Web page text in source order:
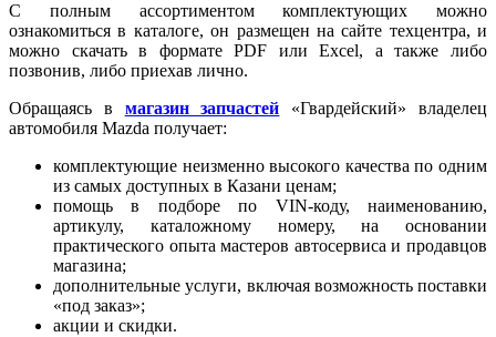
С полным ассортиментом комплектующих можно
ознакомиться в каталоге, он размещен на сайте техцентра, и
можно скачать в формате PDF или Excel, а также либо
позвонив, либо приехав лично.
Обращаясь в магазин запчастей «Гвардейский» владелец
автомобиля Mazda получает:
комплектующие неизменно высокого качества по одним
из самых доступных в Казани ценам;
помощь в подборе по VIN-коду, наименованию,
артикулу, каталожному номеру, на основании
практического опыта мастеров автосервиса и продавцов
магазина;
дополнительные услуги, включая возможность поставки
«под заказ»;
акции и скидки.